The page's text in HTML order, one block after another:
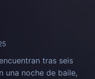
tras seis
una noche de baile,